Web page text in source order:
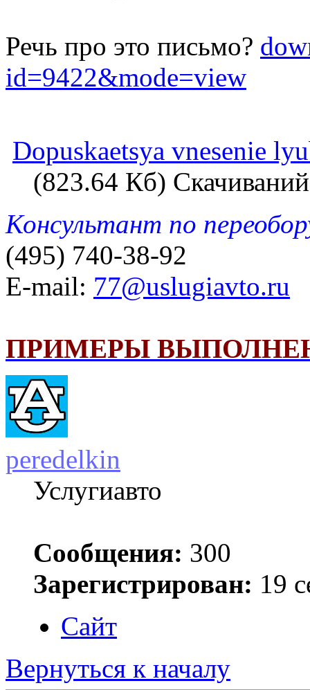
Речь про это письмо?
id=9422&mode=view
Dopuskaetsya vnesenie
(823.64 Кб)
Консультант по
(495) 740-38-92
E-mail: 77@uslugiavto.ru
ПРИМЕРЫ
peredelkin
Услугиавто
Сообщения: 300
Зарегистрирован: 19
Сайт
Вернуться к началу